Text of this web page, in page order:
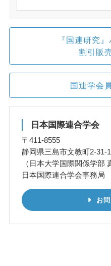
『国連研究
割引販
国連学会
日本国際連合学会
〒411-8555
静岡県三島市文教町2-31-
（日本大学国際関係学部
日本国際連合学会事務局
お